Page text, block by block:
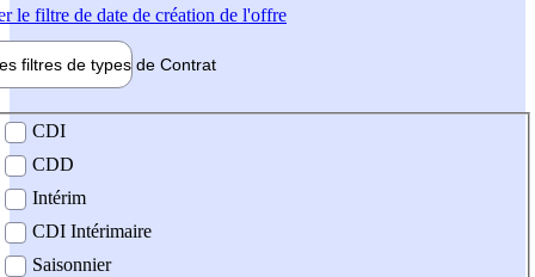
le filtre de date de création de l'offre
filtres de types de Contrat
contrat
CDI
CDD
Intérim
CDI Intérimaire
Saisonnier